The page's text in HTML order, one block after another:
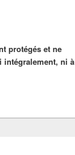
protégés et ne
intégralement, ni à